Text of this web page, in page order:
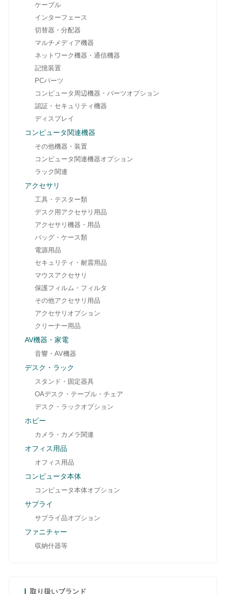
ケーブル
インターフェース
切替器・分配器
マルチメディア機器
ネットワーク機器・通信機器
記憶装置
PCパーツ
コンピュータ周辺機器・パーツオプション
認証・セキュリティ機器
ディスプレイ
コンピュータ関連機器
その他機器・装置
コンピュータ関連機器オプション
ラック関連
アクセサリ
工具・テスター類
デスク用アクセサリ用品
アクセサリ機器・用品
バッグ・ケース類
電源用品
セキュリティ・耐震用品
マウスアクセサリ
保護フィルム・フィルタ
その他アクセサリ用品
アクセサリオプション
クリーナー用品
AV機器・家電
音響・AV機器
デスク・ラック
スタンド・固定器具
OAデスク・テーブル・チェア
デスク・ラックオプション
ホビー
カメラ・カメラ関連
オフィス用品
オフィス用品
コンピュータ本体
コンピュータ本体オプション
サプライ
サプライ品オプション
ファニチャー
収納什器等
取り扱いブランド